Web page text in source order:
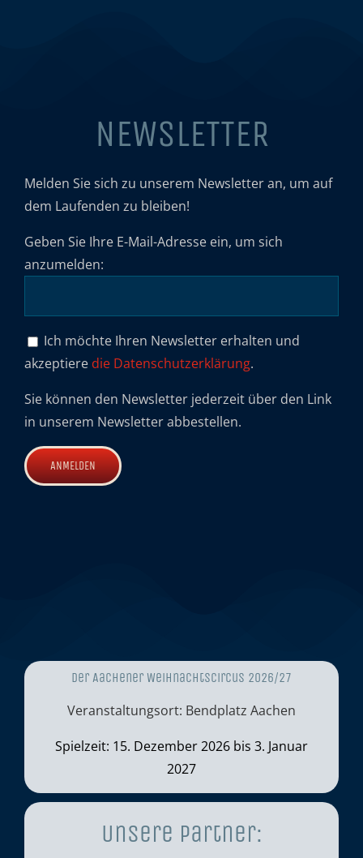
NEWSLETTER
Melden Sie sich zu unserem Newsletter an, um auf
dem Laufenden zu bleiben!
Geben Sie Ihre E-Mail-Adresse ein, um sich
anzumelden:
Ich möchte Ihren Newsletter erhalten und
akzeptiere die Datenschutzerklärung.
Sie können den Newsletter jederzeit über den Link
in unserem Newsletter abbestellen.
Der Aachener Weihnachtscircus 2026/27
Veranstaltungsort: Bendplatz Aachen
Spielzeit: 15. Dezember 2026 bis 3. Januar
2027
Unsere Partner: